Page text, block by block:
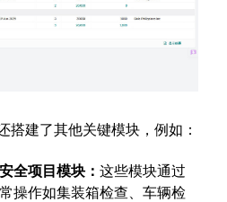
搭建了其他关键模块，例如：
全项目模块：这些模块通过
操作如集装箱检查、车辆检